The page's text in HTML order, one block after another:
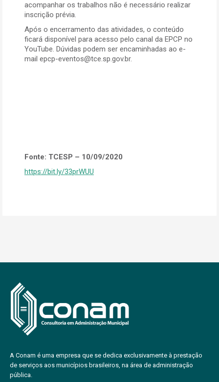
acompanhar os trabalhos não é necessário realizar
inscrição prévia.
Após o encerramento das atividades, o conteúdo
ficará disponível para acesso pelo canal da EPCP no
YouTube. Dúvidas podem ser encaminhadas ao e-
mail epcp-eventos@tce.sp.gov.br.
Fonte: TCESP – 10/09/2020
https://bit.ly/33prWUU
A Conam é uma empresa que se dedica exclusivamente à prestação
de serviços aos municípios brasileiros, na área de administração
pública.